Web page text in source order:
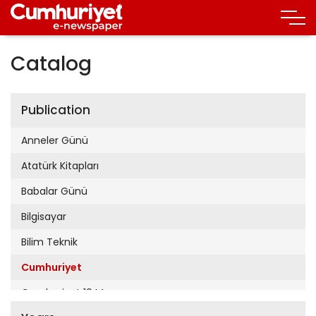
Catalog
Publication
Anneler Günü
Atatürk Kitapları
Babalar Günü
Bilgisayar
Bilim Teknik
Cumhuriyet
Cumhuriyet 19 Mayıs